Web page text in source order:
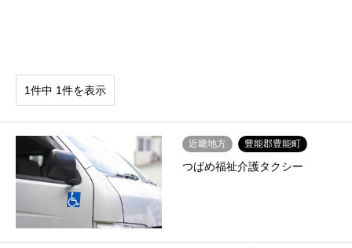
1件中 1件を表示
近畿地方 豊能郡豊能町
つばめ福祉介護タクシー